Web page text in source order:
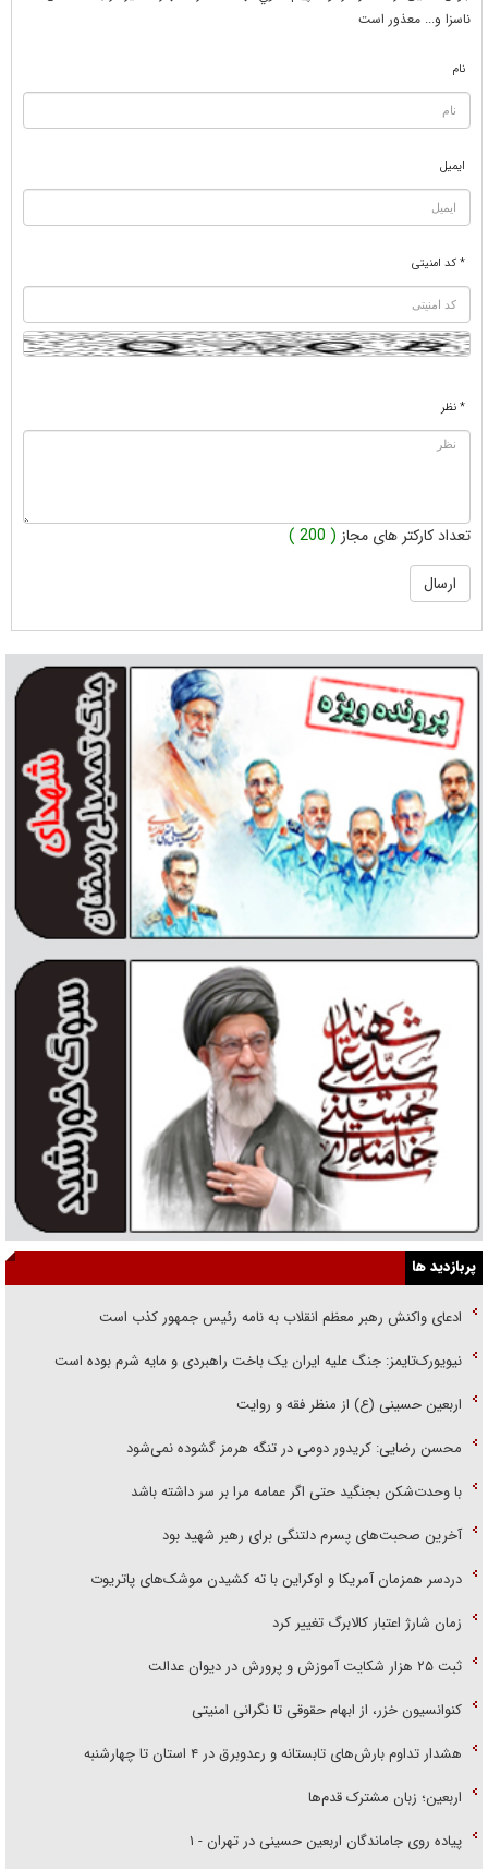
ناسزا و... معذور است
نام
ایمیل
* کد امنیتی
* نظر
تعداد کارکتر های مجاز ( 200 )
پربازدید ها
ادعای واکنش رهبر معظم انقلاب به نامه رئیس جمهور کذب است
نیویورک‌تایمز: جنگ علیه ایران یک باخت راهبردی و مایه شرم بوده است
اربعین حسینی (ع) از منظر فقه و روایت
محسن رضایی: کریدور دومی در تنگه هرمز گشوده نمی‌شود
با وحدت‌شکن بجنگید حتی اگر عمامه مرا بر سر داشته باشد
آخرین صحبت‌های پسرم دلتنگی برای رهبر شهید بود
دردسر همزمان آمریکا و اوکراین با ته کشیدن موشک‌های پاتریوت
زمان شارژ اعتبار کالابرگ تغییر کرد
ثبت ۲۵ هزار شکایت آموزش و پرورش در دیوان عدالت
کنوانسیون خزر، از ابهام حقوقی تا نگرانی امنیتی
هشدار تداوم بارش‌های تابستانه و رعدوبرق در ۴ استان تا چهارشنبه
اربعین؛ زبان مشترک قدم‌ها
پیاده روی جاماندگان اربعین حسینی در تهران - ۱